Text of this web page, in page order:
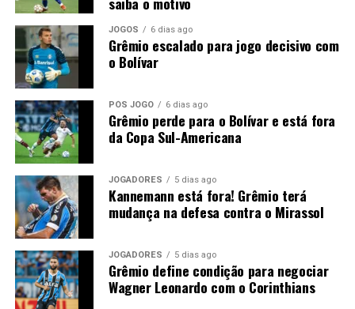
Sem Kannemann à disposição, Luís Castro analisa as
opções para montar a defesa. A tendência aponta para a
entrada de Wagner Leonardo, que disputa posição com
Luís Eduardo para atuar ao lado de Gustavo Martins. A
definição deve acontecer nos últimos treinamentos
antes da partida.
Contudo, a ausência do ídolo gremista abre espaço para
outro defensor mostrar serviço em um confronto de
grande importância. OGrêmioespera iniciar o mata-
mata com um bom resultado para construir vantagem e
chegar mais tranquilo ao duelo de volta das oitavas de
final da Copa do Brasil.
Foto: Lucas Uebel / Grêmio
JOGOS 6 dias ago
Grêmio escalado para jogo decisivo com
o Bolívar
PÓS JOGO 6 dias ago
Grêmio perde para o Bolívar e está fora
da Copa Sul-Americana
JOGADORES 5 dias ago
Kannemann está fora! Grêmio terá
mudança na defesa contra o Mirassol
JOGADORES 5 dias ago
Grêmio define condição para negociar
Wagner Leonardo com o Corinthians